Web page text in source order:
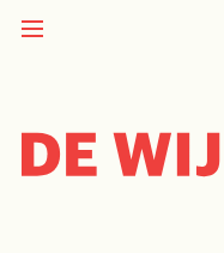
FILTER SLUITEN
FILTER (1)